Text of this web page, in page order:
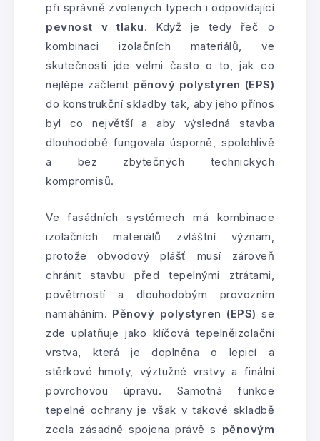
při správně zvolených typech i odpovídající
pevnost v tlaku. Když je tedy řeč o
kombinaci izolačních materiálů, ve
skutečnosti jde velmi často o to, jak co
nejlépe začlenit pěnový polystyren (EPS)
do konstrukční skladby tak, aby jeho přínos
byl co největší a aby výsledná stavba
dlouhodobě fungovala úsporně, spolehlivě
a bez zbytečných technických
kompromisů.
Ve fasádních systémech má kombinace
izolačních materiálů zvláštní význam,
protože obvodový plášť musí zároveň
chránit stavbu před tepelnými ztrátami,
povětrností a dlouhodobým provozním
namáháním. Pěnový polystyren (EPS) se
zde uplatňuje jako klíčová tepelněizolační
vrstva, která je doplněna o lepicí a
stěrkové hmoty, výztužné vrstvy a finální
povrchovou úpravu. Samotná funkce
tepelné ochrany je však v takové skladbě
zcela zásadně spojena právě s pěnovým